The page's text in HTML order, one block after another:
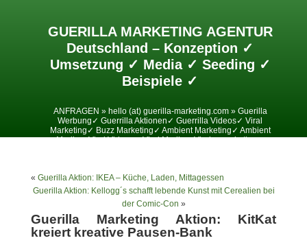
GUERILLA MARKETING AGENTUR
Deutschland – Konzeption ✓
Umsetzung ✓ Media ✓ Seeding ✓
Beispiele ✓
ANFRAGEN » hello (at) guerilla-marketing.com » Guerilla
Werbung✓ Guerrilla Aktionen✓ Guerrilla Videos✓ Viral
Marketing✓ Buzz Marketing✓ Ambient Marketing✓ Ambient
Media✓ Viral Videos✓ Viral Media✓ Viralesmarketing✓
« Guerilla Aktion: IKEA – Küche, Laden, Mittagessen
Guerilla Aktion: Kellogg´s schafft lebende Kunst mit Cerealien bei
der Comic-Con »
Guerilla Marketing Aktion: KitKat
kreiert kreative Pausen-Bank